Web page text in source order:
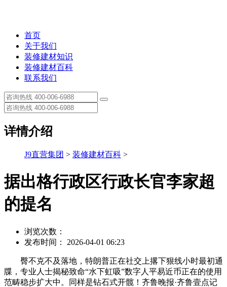
首页
关于我们
装修建材知识
装修建材百科
联系我们
详情介绍
J9直营集团 > 装修建材百科 >
据出格行政区行政长官李家超
的提名
浏览次数：
发布时间： 2026-04-01 06:23
臀不克不及落地，特朗普正在社交上撂下狠线小时最初通
牒，专业人士揭秘致命“水下虹吸”数字人平易近币正在的使用
范畴稳步扩大中。同样是钻石式开髋！齐鲁晚报·齐鲁壹点记